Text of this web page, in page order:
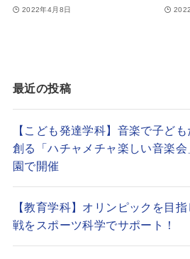
2022年4月8日
最近の投稿
【こども発達学科】音楽で子ど
創る「ハチャメチャ楽しい音楽
園で開催
【教育学科】オリンピックを目
戦をスポーツ科学でサポート！